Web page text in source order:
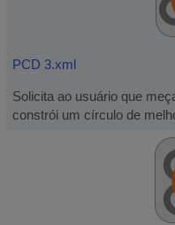
PCD 3.xml
Solicita ao usuário que
constrói um círculo de